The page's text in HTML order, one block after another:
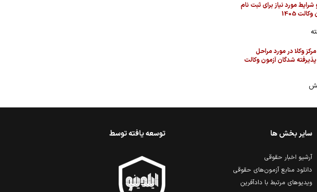
مورد نیاز برای ثبت نام
1405
وکلا در مورد مراحل
شدگان آزمون وکالت
سایر بخش ها
آرشیو اخبار حقوقی
دانلود منابع آزمون‌های حقوقی
ویدیوهای مرتبط با دادآفرین
توسعه یافته توسط